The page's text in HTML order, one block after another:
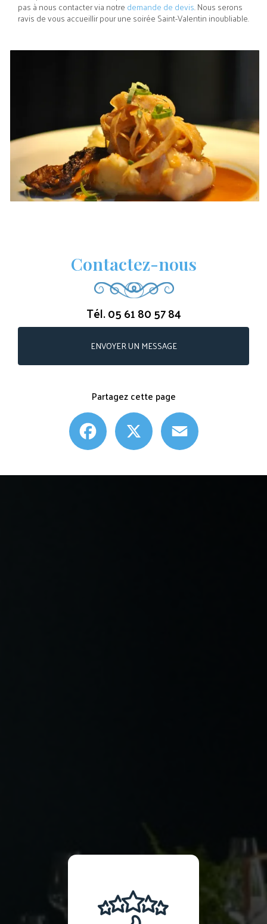
pas à nous contacter via notre demande de devis. Nous serons
ravis de vous accueillir pour une soirée Saint-Valentin inoubliable.
Contactez-nous
Tél.05 61 80 57 84
ENVOYER UN MESSAGE
Partagez cette page
Facebook